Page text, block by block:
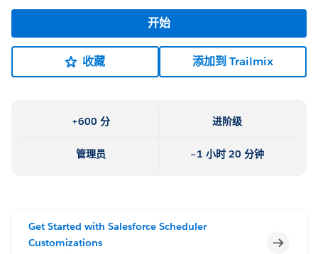
开始
收藏 添加到 Trailmix
+600 分 进阶级
管理员 ~1 小时 20 分钟
Get Started with Salesforce Scheduler
Customizations
不完整